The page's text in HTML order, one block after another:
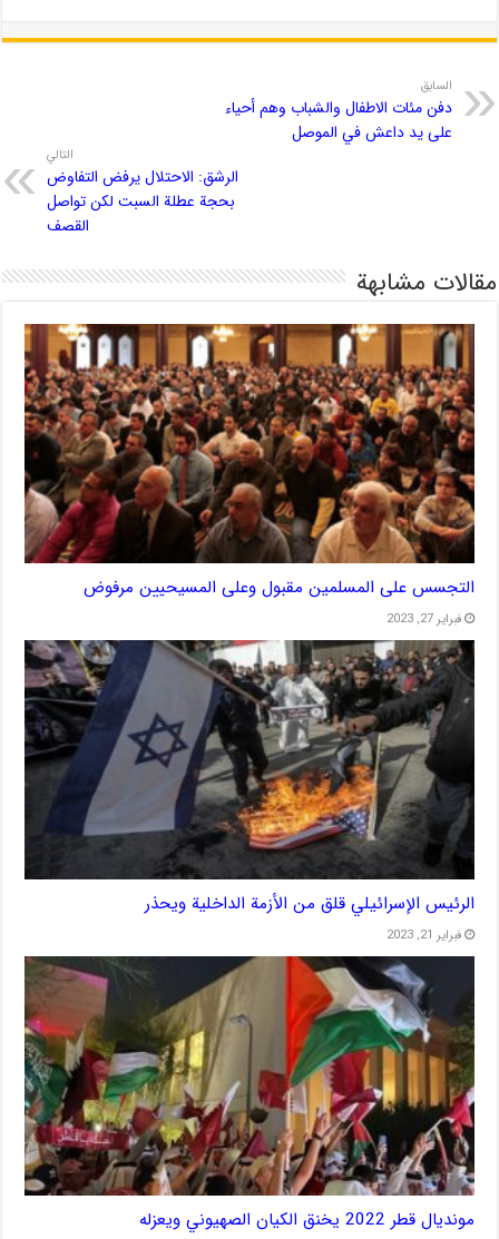
السابق
دفن مئات الاطفال والشباب وهم أحياء
على يد داعش في الموصل
التالي
الرشق: الاحتلال يرفض التفاوض
بحجة عطلة السبت لكن تواصل
القصف
مقالات مشابهة
التجسس على المسلمين مقبول وعلى المسيحيين مرفوض
فبراير 27, 2023
الرئيس الإسرائيلي قلق من الأزمة الداخلية ويحذر
فبراير 21, 2023
مونديال قطر 2022 يخنق الكيان الصهيوني ويعزله